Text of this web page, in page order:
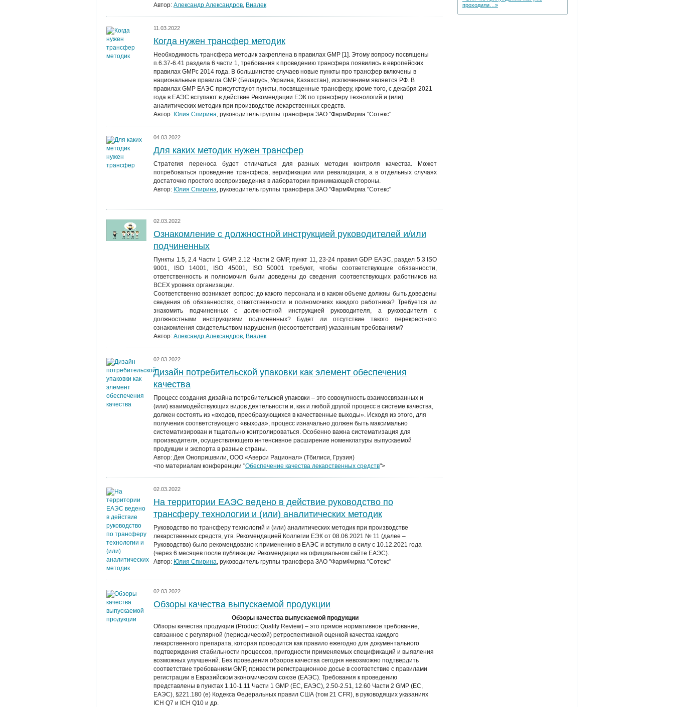
Автор: Александр Александров, Виалек
11.03.2022
Когда нужен трансфер методик
Необходимость трансфера методик закреплена в правилах GMP [1]. Этому вопросу посвящены
п.6.37-6.41 раздела 6 части 1, требования к проведению трансфера появились в европейских
правилах GMPc 2014 года. В большинстве случаев новые пункты про трансфер включены в
национальные правила GMP (Беларусь, Украина, Казахстан), исключением является РФ. В
правилах GMP ЕАЭС присутствуют пункты, посвященные трансферу, кроме того, с декабря 2021
года в ЕАЭС вступают в действие Рекомендации ЕЭК по трансферу технологий и (или)
аналитических методик при производстве лекарственных средств.
Автор: Юлия Спирина, руководитель группы трансфера ЗАО "ФармФирма "Сотекс"
04.03.2022
Для каких методик нужен трансфер
Стратегия переноса будет отличаться для разных методик контроля качества. Может
потребоваться проведение трансфера, верификации или ревалидации, а в отдельных случаях
достаточно простого воспроизведения в лаборатории принимающей стороны.
Автор: Юлия Спирина, руководитель группы трансфера ЗАО "ФармФирма "Сотекс"
02.03.2022
Ознакомление с должностной инструкцией руководителей и/или
подчиненных
Пункты 1.5, 2.4 Части 1 GMP, 2.12 Части 2 GMP, пункт 11, 23-24 правил GDP ЕАЭС, раздел 5.3 ISO
9001, ISO 14001, ISO 45001, ISO 50001 требуют, чтобы соответствующие обязанности,
ответственность и полномочия были доведены до сведения соответствующих работников на
ВСЕХ уровнях организации.
Соответственно возникает вопрос: до какого персонала и в каком объеме должны быть доведены
сведения об обязанностях, ответственности и полномочиях каждого работника? Требуется ли
знакомить подчиненных с должностной инструкцией руководителя, а руководителя с
должностными инструкциями подчиненных? Будет ли отсутствие такого перекрестного
ознакомления свидетельством нарушения (несоответствия) указанным требованиям?
Автор: Александр Александров, Виалек
02.03.2022
Дизайн потребительской упаковки как элемент обеспечения
качества
Процесс создания дизайна потребительской упаковки – это совокупность взаимосвязанных и
(или) взаимодействующих видов деятельности и, как и любой другой процесс в системе качества,
должен состоять из «входов, преобразующихся в качественные выходы». Исходя из этого, для
получения соответствующего «выхода», процесс изначально должен быть максимально
систематизирован и тщательно контролироваться. Особенно важна систематизация для
производителя, осуществляющего интенсивное расширение номенклатуры выпускаемой
продукции и экспорта в разные страны.
Автор: Дея Онопришвили, ООО «Аверси Рационал» (Тбилиси, Грузия)
<по материалам конференции "Обеспечение качества лекарственных средств">
02.03.2022
На территории ЕАЭС ведено в действие руководство по
трансферу технологии и (или) аналитических методик
Руководство по трансферу технологий и (или) аналитических методик при производстве
лекарственных средств, утв. Рекомендацией Коллегии ЕЭК от 08.06.2021 № 11 (далее –
Руководство) было рекомендовано к применению в ЕАЭС и вступило в силу с 10.12.2021 года
(через 6 месяцев после публикации Рекомендации на официальном сайте ЕАЭС).
Автор: Юлия Спирина, руководитель группы трансфера ЗАО "ФармФирма "Сотекс"
02.03.2022
Обзоры качества выпускаемой продукции
Обзоры качества выпускаемой продукции
Обзоры качества продукции (Product Quality Review) – это прямое нормативное требование,
связанное с регулярной (периодической) ретроспективной оценкой качества каждого
лекарственного препарата, которая проводится как правило ежегодно для документального
подтверждения стабильности процессов, пригодности применяемых спецификаций и выявления
возможных улучшений. Без проведения обзоров качества сегодня невозможно подтвердить
соответствие требованиям GMP, привести регистрационное досье в соответствие с правилами
регистрации в Евразийском экономическом союзе (ЕАЭС). Требования к проведению
представлены в пунктах 1.10-1.11 Части 1 GMP (ЕС, ЕАЭС), 2.50-2.51, 12.60 Части 2 GMP (ЕС,
ЕАЭС), §221.180 (е) Кодекса Федеральных правил США (том 21 CFR), в руководящих указаниях
ICH Q7 и ICH Q10 и др.
проходили…»